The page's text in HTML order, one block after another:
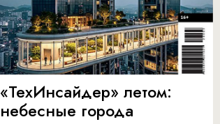
«ТехИнсайдер» летом:
небесные города